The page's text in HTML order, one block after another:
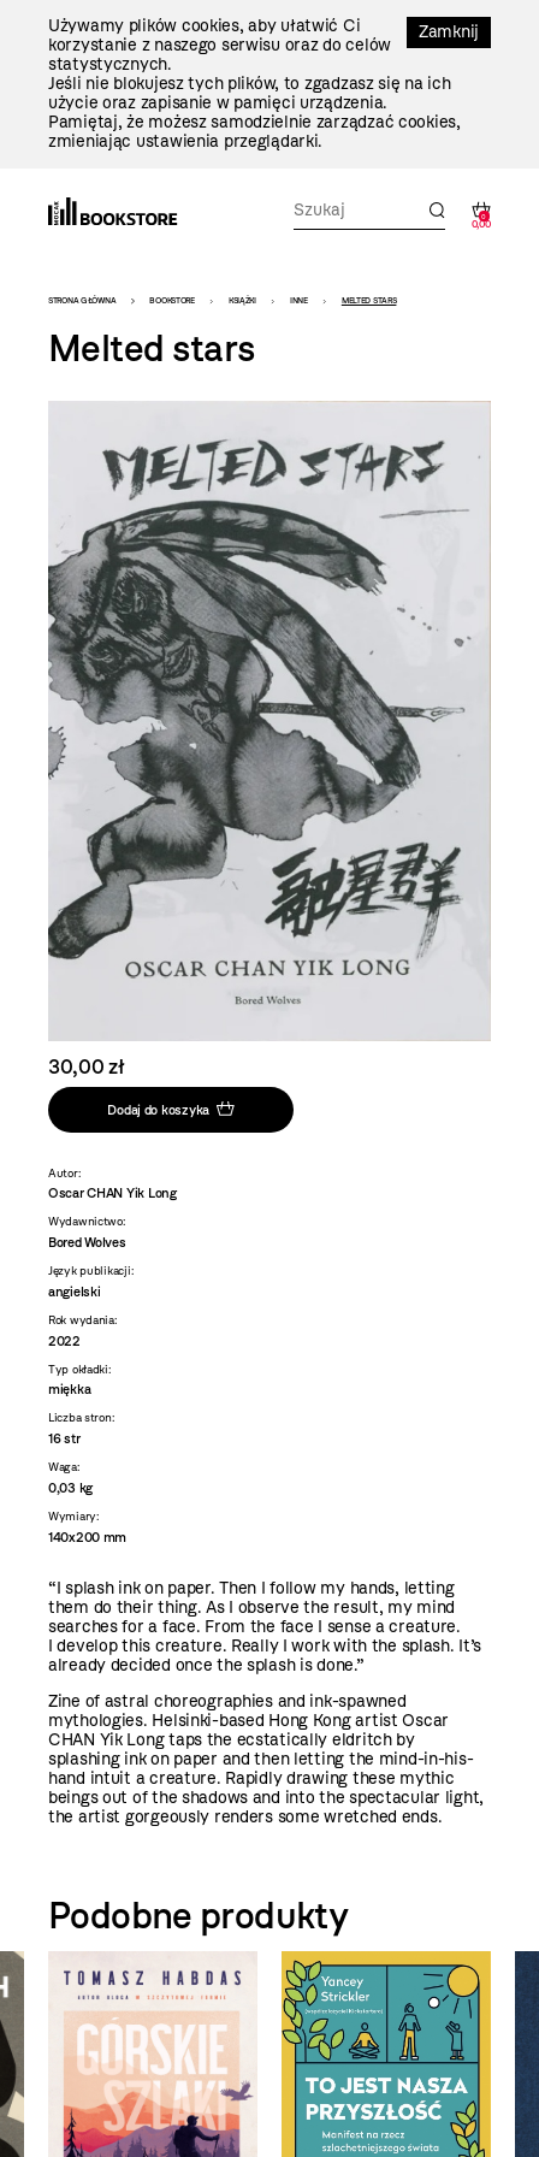
Zamknij
Używamy plików cookies, aby ułatwić Ci
korzystanie z naszego serwisu oraz do celów
statystycznych.
Jeśli nie blokujesz tych plików, to zgadzasz się na ich
użycie oraz zapisanie w pamięci urządzenia.
Pamiętaj, że możesz samodzielnie zarządzać cookies,
zmieniając ustawienia przeglądarki.
0
0,00
Bookstore
-
szablon
szczegóły
STRONA GŁÓWNA BOOKSTORE KSIĄŻKI INNE MELTED STARS
Melted stars
30,00 zł
Dodaj do koszyka
Autor:
Oscar CHAN Yik Long
Wydawnictwo:
Bored Wolves
Język publikacji:
angielski
Rok wydania:
2022
Typ okładki:
miękka
Liczba stron:
16 str
Waga:
0,03 kg
Wymiary:
140x200 mm
“I splash ink on paper. Then I follow my hands, letting
them do their thing. As I observe the result, my mind
searches for a face. From the face I sense a creature.
I develop this creature. Really I work with the splash. It’s
already decided once the splash is done.”
Zine of astral choreographies and ink-spawned
mythologies. Helsinki-based Hong Kong artist Oscar
CHAN Yik Long taps the ecstatically eldritch by
splashing ink on paper and then letting the mind-in-his-
hand intuit a creature. Rapidly drawing these mythic
beings out of the shadows and into the spectacular light,
the artist gorgeously renders some wretched ends.
Podobne produkty